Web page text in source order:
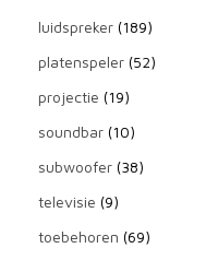
luidspreker (189)
platenspeler (52)
projectie (19)
soundbar (10)
subwoofer (38)
televisie (9)
toebehoren (69)